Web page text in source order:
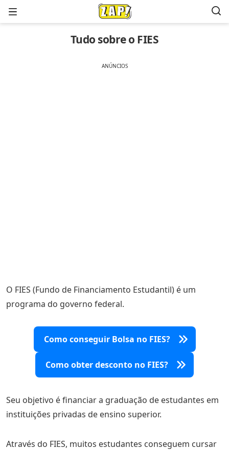
Menu
Tudo sobre o FIES
ANÚNCIOS
O FIES (Fundo de Financiamento Estudantil) é um
programa do governo federal.
Como conseguir Bolsa no FIES?
Como obter desconto no FIES?
Seu objetivo é financiar a graduação de estudantes em
instituições privadas de ensino superior.
Através do FIES, muitos estudantes conseguem cursar